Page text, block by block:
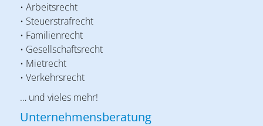
• Arbeitsrecht
• Steuerstrafrecht
• Familienrecht
• Gesellschaftsrecht
• Mietrecht
• Verkehrsrecht
… und vieles mehr!
Unternehmensberatung